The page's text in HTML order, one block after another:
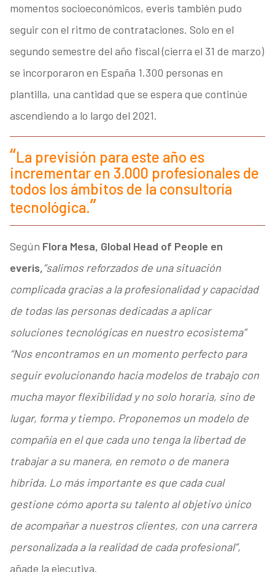
momentos socioeconómicos, everis también pudo
seguir con el ritmo de contrataciones. Solo en el
segundo semestre del año fiscal (cierra el 31 de marzo)
se incorporaron en España 1.300 personas en
plantilla, una cantidad que se espera que continúe
ascendiendo a lo largo del 2021.
La previsión para este año es
incrementar en 3.000 profesionales de
todos los ámbitos de la consultoría
tecnológica.
Según Flora Mesa, Global Head of People en
everis,“salimos reforzados de una situación
complicada gracias a la profesionalidad y capacidad
de todas las personas dedicadas a aplicar
soluciones tecnológicas en nuestro ecosistema”
“Nos encontramos en un momento perfecto para
seguir evolucionando hacia modelos de trabajo con
mucha mayor flexibilidad y no solo horaria, sino de
lugar, forma y tiempo. Proponemos un modelo de
compañía en el que cada uno tenga la libertad de
trabajar a su manera, en remoto o de manera
híbrida. Lo más importante es que cada cual
gestione cómo aporta su talento al objetivo único
de acompañar a nuestros clientes, con una carrera
personalizada a la realidad de cada profesional”,
añade la ejecutiva.